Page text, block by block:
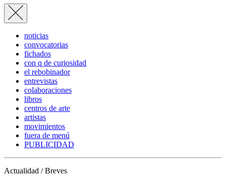
noticias
convocatorias
fichados
con q de curiosidad
el rebobinador
entrevistas
colaboraciones
libros
centros de arte
artistas
movimientos
fuera de menú
PUBLICIDAD
Actualidad / Breves